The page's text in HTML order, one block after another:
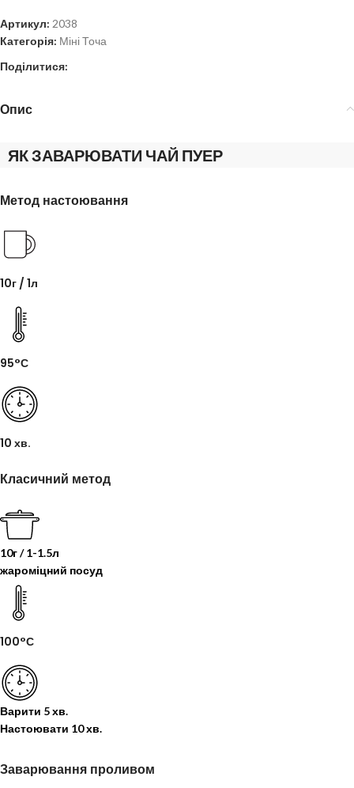
Артикул: 2038
Категорія: Міні Точа
Поділитися:
Опис
ЯК ЗАВАРЮВАТИ ЧАЙ ПУЕР
Метод настоювання
10г / 1л
95°С
10 хв.
Класичний метод
10г / 1-1.5л
жароміцний посуд
100°С
Варити 5 хв.
Настоювати 10 хв.
Заварювання проливом